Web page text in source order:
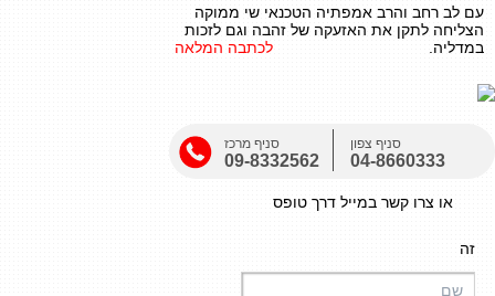
עם לב רחב והרב אמפתיה הטכנאי שי ממוקה
הצליחה לתקן את האזעקה של זהבה וגם לזכות
במדליה.
לכתבה המלאה
סניף מרכז
09-8332562
סניף צפון
04-8660333
או צרו קשר במייל דרך טופס
זה